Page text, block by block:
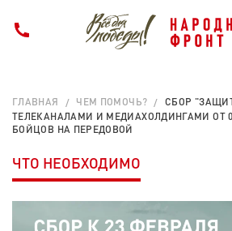
ГЛАВНАЯ ЧЕМ ПОМОЧЬ?
СБОР
ТЕЛЕКАНАЛАМИ И МЕДИАХОЛДИНГАМИ ОТ
БОЙЦОВ НА ПЕРЕДОВОЙ
ЧТО НЕОБХОДИМО